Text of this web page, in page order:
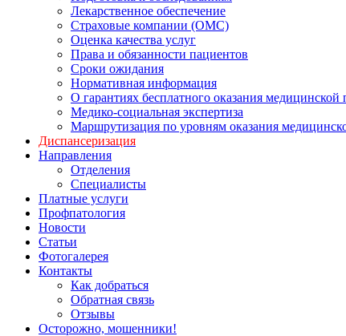
Лекарственное обеспечение
Страховые компании (ОМС)
Оценка качества услуг
Права и обязанности пациентов
Сроки ожидания
Нормативная информация
О гарантиях бесплатного оказания
Медико-социальная экспертиза
Маршрутизация по уровням оказания
Диспансеризация
Направления
Отделения
Специалисты
Платные услуги
Профпатология
Новости
Статьи
Фотогалерея
Контакты
Как добраться
Обратная связь
Отзывы
Осторожно, мошенники!